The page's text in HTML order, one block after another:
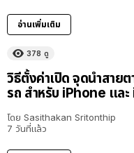
อ่านเพิ่มเติม
378 ดู
วิธีตั้งค่าเปิด จุดนำสาย
รถ สำหรับ iPhone และ
โดย Sasithakan Sritonthip
7 วันที่แล้ว